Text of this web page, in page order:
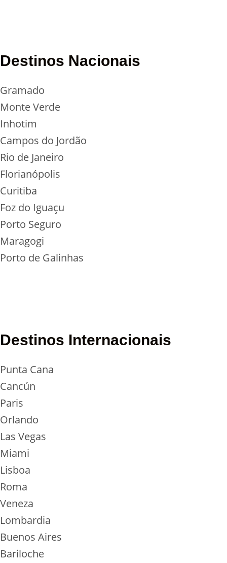
Destinos Nacionais
Gramado
Monte Verde
Inhotim
Campos do Jordão
Rio de Janeiro
Florianópolis
Curitiba
Foz do Iguaçu
Porto Seguro
Maragogi
Porto de Galinhas
Destinos Internacionais
Punta Cana
Cancún
Paris
Orlando
Las Vegas
Miami
Lisboa
Roma
Veneza
Lombardia
Buenos Aires
Bariloche